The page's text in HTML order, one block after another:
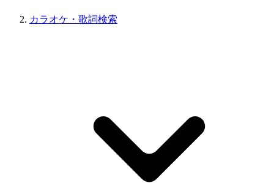
カラオケ・歌詞検索